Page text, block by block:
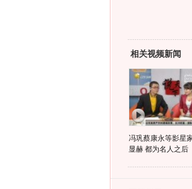
相关视频新闻
冯巩蔡康永等影星
显赫 都为名人之后